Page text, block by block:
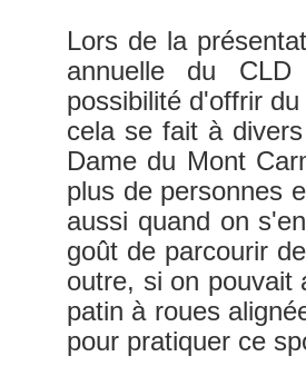
Lors de la
annuelle du
possibilité d'offrir
cela se fait à
Dame du Mont
plus de personnes
aussi quand on
goût de parcourir
outre, si on pouvait
patin à roues
pour pratiquer ce